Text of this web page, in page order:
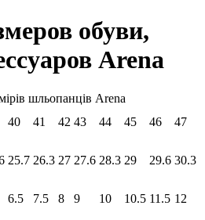
обуви,
Arena
шльопанців Arena
40 41 42 43 44 45 46
47
25.7 26.3 27 27.6 28.3 29 29.6 30.3
6.5 7.5 8 9 10 10.5 11.5 12